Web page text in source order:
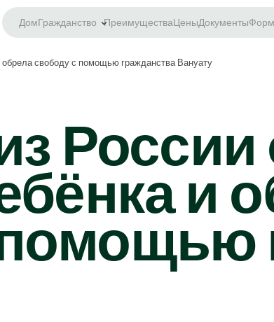
ДомГражданство ПреимуществаЦеныДокументы
свободу с помощью гражданства Вануату
и